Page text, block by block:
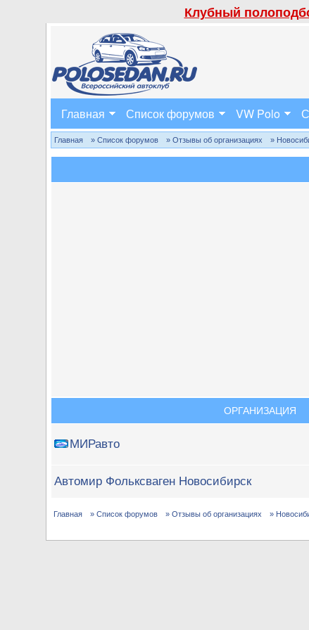
Клубный
Главная Список форумов VW Polo
Главная » Список форумов » Отзывы об организациях »
ОРГАНИЗАЦИЯ
МИРавто
Автомир Фольксваген Новосибирск
Главная » Список форумов » Отзывы об организациях »